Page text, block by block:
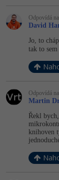
Odpovídá na
David
Jo, to
tak to
Odpovídá
Martin
Řekl
knihoven